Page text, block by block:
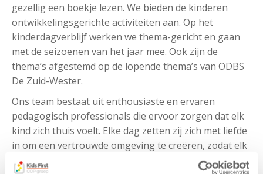
gezellig een boekje lezen. We bieden de kinderen
ontwikkelingsgerichte activiteiten aan. Op het
kinderdagverblijf werken we thema-gericht en gaan
met de seizoenen van het jaar mee. Ook zijn de
thema’s afgestemd op de lopende thema’s van ODBS
De Zuid-Wester.
Ons team bestaat uit enthousiaste en ervaren
pedagogisch professionals die ervoor zorgen dat elk
kind zich thuis voelt. Elke dag zetten zij zich met liefde
in om een vertrouwde omgeving te creëren, zodat elk
kind met veel plezier naar de opvang gaat.